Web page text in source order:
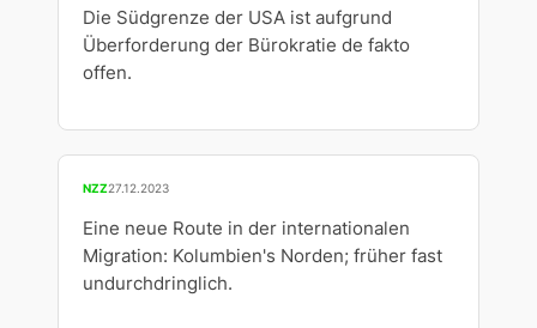
Die Südgrenze der USA ist aufgrund
Überforderung der Bürokratie de fakto
offen.
NZZ27.12.2023
Eine neue Route in der internationalen
Migration: Kolumbien's Norden; früher fast
undurchdringlich.